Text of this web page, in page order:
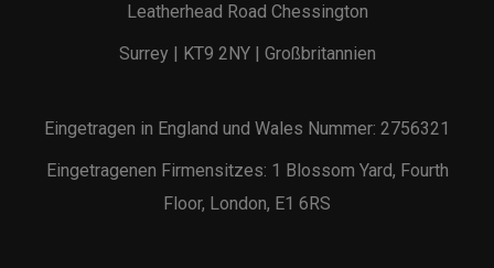
Leatherhead Road Chessington
Surrey | KT9 2NY | Großbritannien
Eingetragen in England und Wales Nummer: 2756321
Eingetragenen Firmensitzes: 1 Blossom Yard, Fourth
Floor, London, E1 6RS